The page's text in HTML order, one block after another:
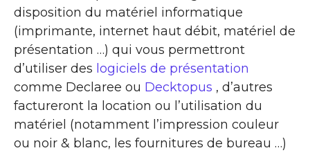
disposition du matériel informatique
(imprimante, internet haut débit, matériel de
présentation …) qui vous permettront
d’utiliser des logiciels de présentation
comme Declaree ou Decktopus , d’autres
factureront la location ou l’utilisation du
matériel (notamment l’impression couleur
ou noir & blanc, les fournitures de bureau …)